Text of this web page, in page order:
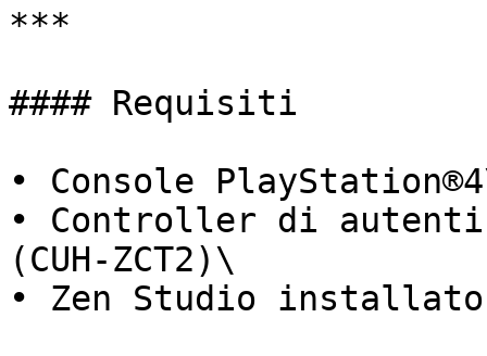
***
#### Requisiti
• Console
• Controller di
(CUH-ZCT2)\
• Zen Studio installato